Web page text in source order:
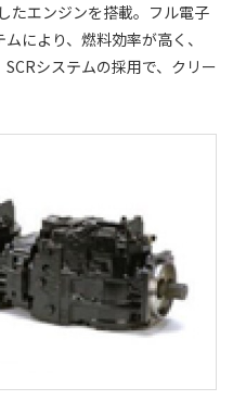
たエンジンを搭載。フル電子
により、燃料効率が高く、
システムの採用で、クリー